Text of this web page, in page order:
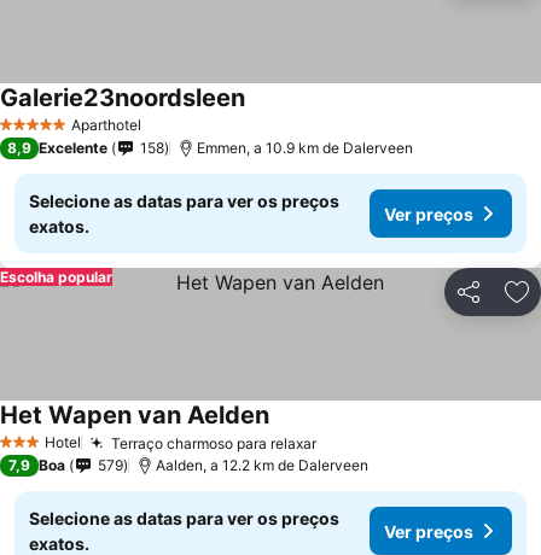
5 Estrelas Aparthotel
Galerie23noordsleen
8,9 Excelente 158 Emmen, a 10.9 km de Dalerveen
Selecione as datas para ver os preços
exatos.
Ver preços
Partilhar
Escolha popular
3 EstrelasHotel Terraço charmoso para relaxar
Het Wapen van Aelden
7,9 Boa 579 Aalden, a 12.2 km de Dalerveen
Selecione as datas para ver os preços
exatos.
Ver preços